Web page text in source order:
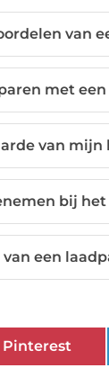
van
met
van mijn
bij
een
Pinterest